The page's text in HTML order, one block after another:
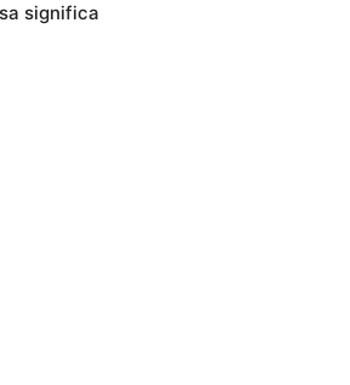
significa